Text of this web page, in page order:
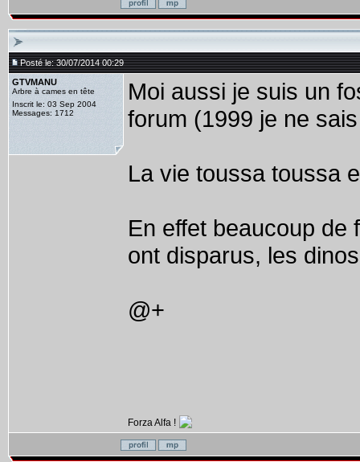
Posté le: 30/07/2014 00:29
GTVMANU
Arbre à cames en tête
Inscrit le: 03 Sep 2004
Messages: 1712
Moi aussi je suis un
forum (1999 je ne
La vie toussa toussa
En effet beaucoup de
ont disparus, les
@+
Forza Alfa !